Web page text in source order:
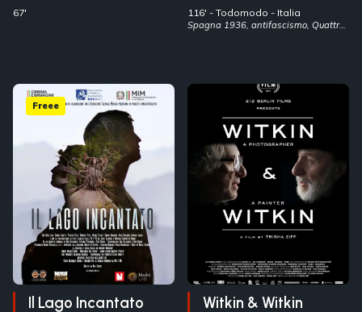
67' 116' -Todomodo - Italia
Spagna 1936, antifascismo, Quattro
Freee
Il Lago Incantato Witkin & Witkin